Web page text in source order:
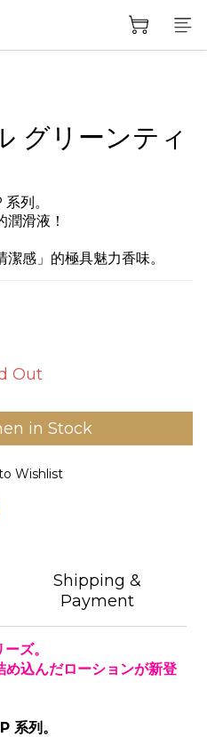
グリーンティ
列。
滑液！
感」的極具魅力香味。
Out
in Stock
Wishlist
Shipping &
Payment
ズ。
め込んだローションが新登
系列。